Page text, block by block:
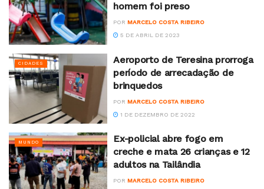
homem foi preso
POR MARCELO COSTA RIBEIRO
5 DE ABRIL DE 2023
CIDADES
Aeroporto de Teresina prorroga
período de arrecadação de
brinquedos
POR MARCELO COSTA RIBEIRO
1 DE DEZEMBRO DE 2022
MUNDO
Ex-policial abre fogo em
creche e mata 26 crianças e 12
adultos na Tailândia
POR MARCELO COSTA RIBEIRO